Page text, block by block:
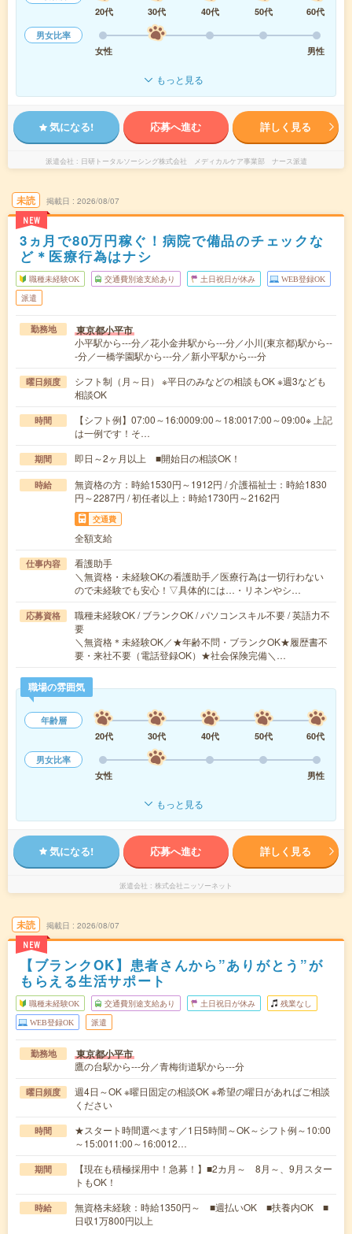
20代
30代 40代 50代
60代
男女比率
女性
男性
もっと見る
気になる! 応募へ進む 詳しく見る
派遣会社 日研トータルソーシング株式会社 メディカルケア事業部 ナース派遣
未読
NEW
掲載日 2026/08/07
3ヵ月で80万円稼ぐ！病院で備品のチェックな
ど＊医療行為はナシ
職種未経験OK 交通費別途支給あり 土日祝日が休み WEB登録OK
派遣
勤務地 東京都小平市
小平駅から---分／花小金井駅から---分／小川(東京都)駅から--
-分／一橋学園駅から---分／新小平駅から---分
曜日頻度
シフト制（月～日） ※平日のみなどの相談もOK ※週3なども
相談OK
時間
【シフト例】07:00～16:0009:00～18:0017:00～09:00※ 上記
は一例です！そ…
期間 即日～2ヶ月以上 ■開始日の相談OK！
時給
無資格の方：時給1530円～1912円 / 介護福祉士：時給1830
円～2287円 / 初任者以上：時給1730円～2162円
交通費
全額支給
仕事内容
看護助手
＼無資格・未経験OKの看護助手／医療行為は一切行わない
ので未経験でも安心！▽具体的には…・リネンやシ…
応募資格
職種未経験OK / ブランクOK / パソコンスキル不要 / 英語力不
要
＼無資格＊未経験OK／★年齢不問・ブランクOK★履歴書不
要・来社不要（電話登録OK）★社会保険完備＼…
職場の雰囲気
年齢層
20代
30代 40代 50代
60代
男女比率
女性
男性
もっと見る
気になる! 応募へ進む 詳しく見る
派遣会社 株式会社ニッソーネット
未読
NEW
掲載日 2026/08/07
【ブランクOK】患者さんから”ありがとう”が
もらえる生活サポート
職種未経験OK 交通費別途支給あり 土日祝日が休み 残業なし
WEB登録OK 派遣
勤務地 東京都小平市
鷹の台駅から---分／青梅街道駅から---分
曜日頻度
週4日～OK ※曜日固定の相談OK ※希望の曜日があればご相談
ください
時間
★スタート時間選べます／1日5時間～OK～シフト例～10:00
～15:0011:00～16:0012…
期間
【現在も積極採用中！急募！】■2カ月～ 8月～、9月スター
トもOK！
時給
無資格未経験：時給1350円～ ■週払いOK ■扶養内OK ■
日収1万800円以上